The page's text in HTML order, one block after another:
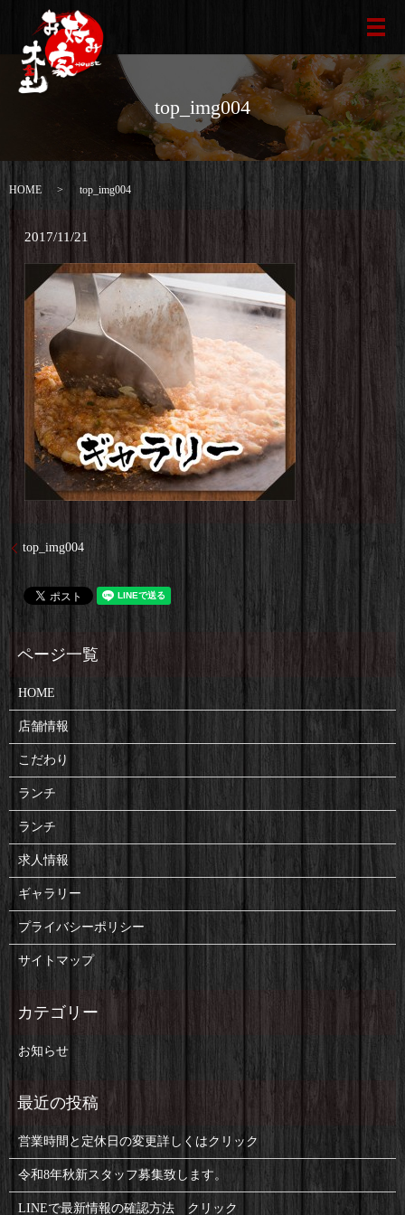
メ
top_img004
HOME top_img004
2017/11/21
top_img004
HOME
店舗情報
こだわり
ランチ
ランチ
求人情報
ギャラリー
プライバシーポリシー
サイトマップ
お知らせ
営業時間と定休日の変更詳しくはクリック
令和8年秋新スタッフ募集致します。
LINEで最新情報の確認方法 クリック